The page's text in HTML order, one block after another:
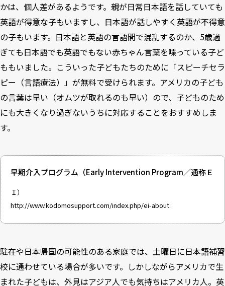
かは、個人差があるようです。親が日常日本語を話していても
英語が得意な子もいますし、日本語が話しやすく英語が不得意
の子もいます。日本語と英語の言語間で混乱するのか、5歳過
ぎても日本語でも英語でもない赤ちゃん言葉を喋っている子ど
ももいました。こういった子どもたちのために「スピーチセラ
ピー（言語療法）」が無料で受けられます。アメリカの子ども
の言葉は早い（オムツが取れるのも早い）ので、子どものため
にも大きくなり過ぎないうちに対応することをおすすめしま
す。
早期介入プログラム（Early Intervention Program／通称Ｅ
Ｉ）
http://www.kodomosupport.com/index.php/ei-about
駐在や日本帰国の可能性のある家庭では、土曜日に日本語補習
校に通わせている場合が多いです。しかしながらアメリカで生
まれた子どもは、外見はアジア人でも気持ちはアメリカ人。英